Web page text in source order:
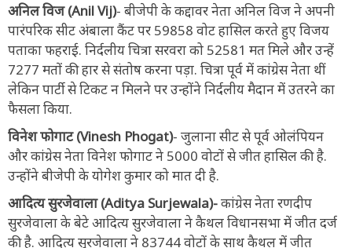
अनिल विज (Anil Vij)- बीजेपी के कद्दावर नेता अनिल विज ने अपनी
पारंपरिक सीट अंबाला कैंट पर 59858 वोट हासिल करते हुए विजय
पताका फहराई. निर्दलीय चित्रा सरवरा को 52581 मत मिले और उन्हें
7277 मतों की हार से संतोष करना पड़ा. चित्रा पूर्व में कांग्रेस नेता थीं
लेकिन पार्टी से टिकट न मिलने पर उन्होंने निर्दलीय मैदान में उतरने का
फैसला किया.
विनेश फोगाट (Vinesh Phogat)- जुलाना सीट से पूर्व ओलंपियन
और कांग्रेस नेता विनेश फोगाट ने 5000 वोटों से जीत हासिल की है.
उन्होंने बीजेपी के योगेश कुमार को मात दी है.
आदित्य सुरजेवाला (Aditya Surjewala)-कांग्रेस नेता रणदीप
सुरजेवाला के बेटे आदित्य सुरजेवाला ने कैथल विधानसभा में जीत दर्ज
की है. आदित्य सुरजेवाला ने 83744 वोटों के साथ कैथल में जीत